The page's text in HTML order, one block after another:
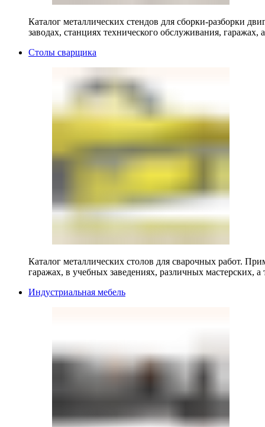
Каталог металлических стендов для сборки-разборки
заводах, станциях технического обслуживания, гаражах,
Столы сварщика
Каталог металлических столов для сварочных работ.
гаражах, в учебных заведениях, различных мастерских, а
Индустриальная мебель